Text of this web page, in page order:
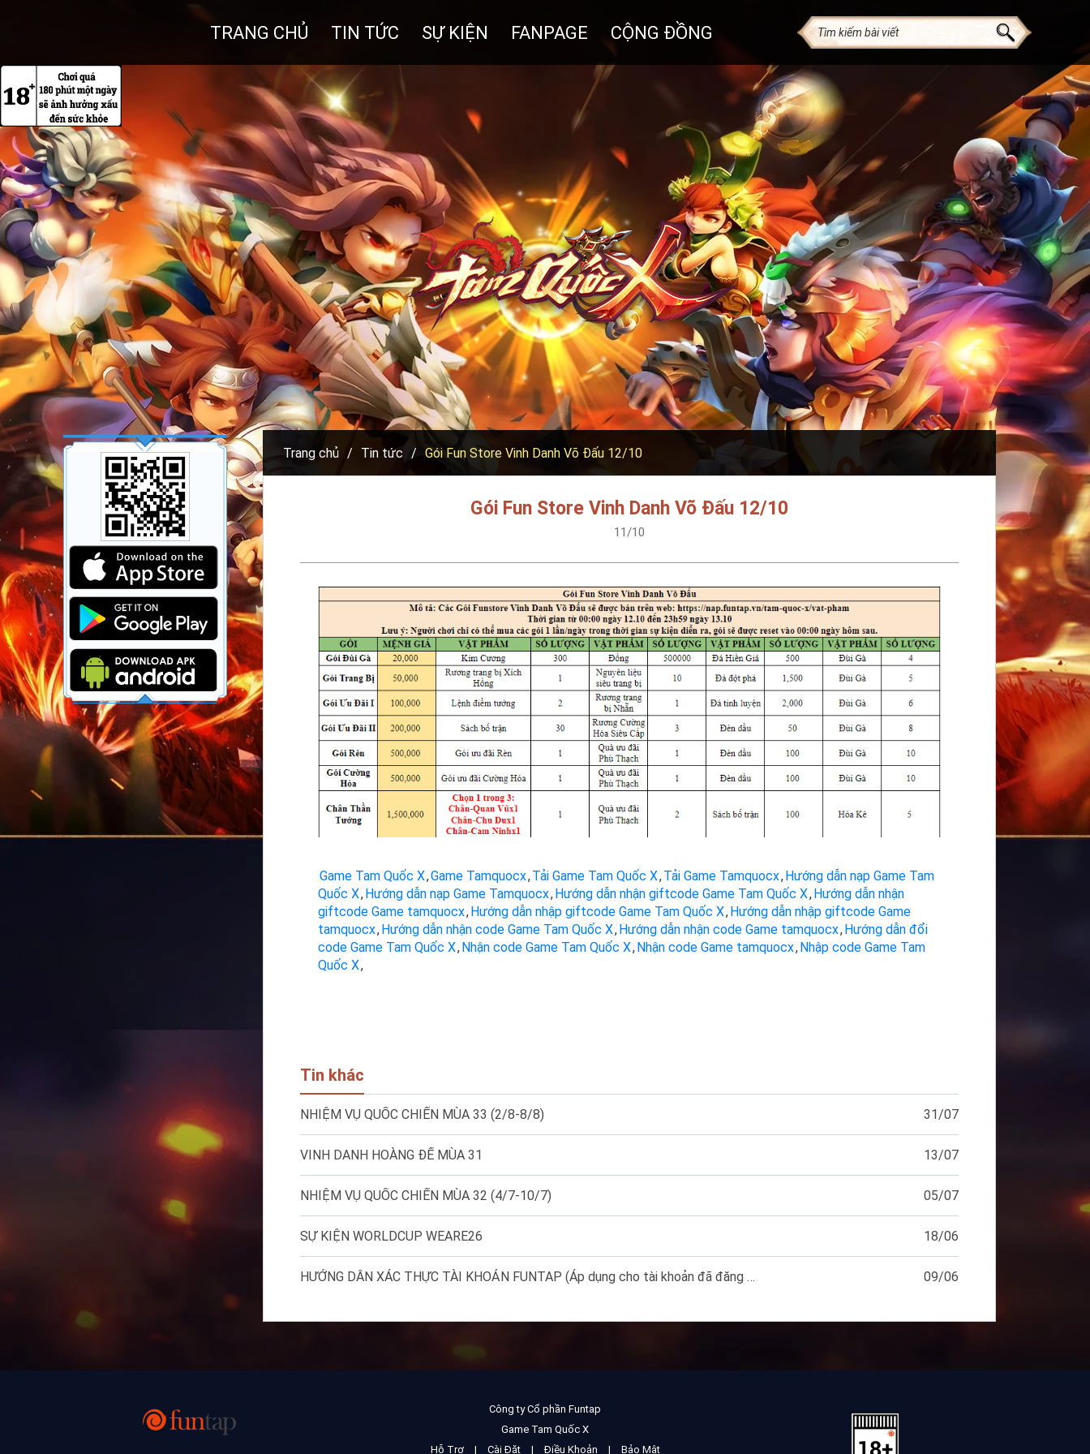
TRANG CHỦ TIN TỨC SỰ KIỆN FANPAGE CỘNG ĐỒNG
Trang chủ Tin tức Gói Fun Store Vinh Danh Võ Đấu 12/10
Gói Fun Store Vinh Danh Võ Đấu 12/10
11/10
Game Tam Quốc X,Game Tamquocx,Tải Game Tam Quốc X,Tải Game Tamquocx,Hướng dẫn nạp Game Tam
Quốc X,Hướng dẫn nạp Game Tamquocx,Hướng dẫn nhận giftcode Game Tam Quốc X,Hướng dẫn nhận
giftcode Game tamquocx,Hướng dẫn nhập giftcode Game Tam Quốc X,Hướng dẫn nhập giftcode Game
tamquocx,Hướng dẫn nhận code Game Tam Quốc X,Hướng dẫn nhận code Game tamquocx,Hướng dẫn đổi
code Game Tam Quốc X,Nhận code Game Tam Quốc X,Nhận code Game tamquocx,Nhập code Game Tam
Quốc X,
Tin khác
NHIỆM VỤ QUỐC CHIẾN MÙA 33 (2/8-8/8) 31/07
VINH DANH HOÀNG ĐẾ MÙA 31 13/07
NHIỆM VỤ QUỐC CHIẾN MÙA 32 (4/7-10/7) 05/07
SỰ KIỆN WORLDCUP WEARE26 18/06
HƯỚNG DẪN XÁC THỰC TÀI KHOẢN FUNTAP (Áp dụng cho tài khoản đã đăng ký) 09/06
Công ty Cổ phần Funtap
Game Tam Quốc X
Hỗ Trợ
| Cài Đặt | Điều Khoản | Bảo Mật